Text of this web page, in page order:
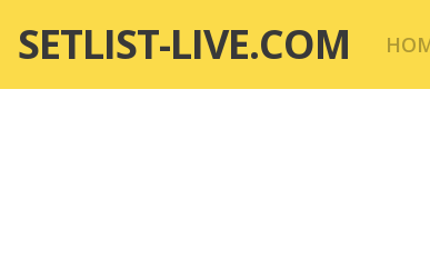
テ
SETLIST-LIVE.COM